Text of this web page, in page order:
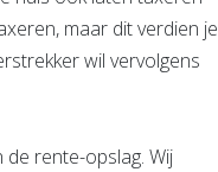
maar dit verdien je
wil vervolgens
rente-opslag. Wij